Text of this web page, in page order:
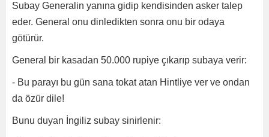
Subay Generalin yanına gidip kendisinden asker talep
eder. General onu dinledikten sonra onu bir odaya
götürür.
General bir kasadan 50.000 rupiye çıkarıp subaya verir:
- Bu parayı bu gün sana tokat atan Hintliye ver ve ondan
da özür dile!
Bunu duyan İngiliz subay sinirlenir: